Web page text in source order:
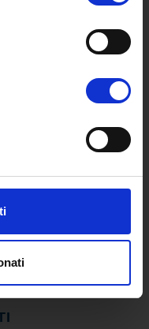
o facendo clic
tua posizione
di qualche
scansionandolo
i tuoi dati personali
in qualsiasi momento
contenuti ed
social media e per
Professionale
Schede Corso
Livello
d'esami